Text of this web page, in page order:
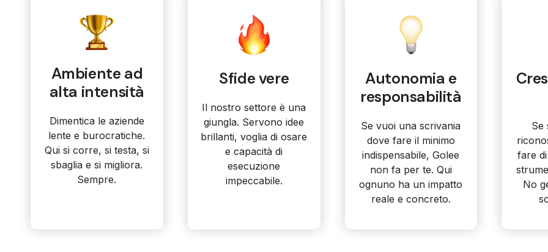
Ambiente ad
alta intensità
Dimentica le aziende
lente e burocratiche.
Qui si corre, si testa, si
sbaglia e si migliora.
Sempre.
Sfide vere
Il nostro settore è una
giungla. Servono idee
brillanti, voglia di osare
e capacità di
esecuzione
impeccabile.
Autonomia e
responsabilità
Se vuoi una scrivania
dove fare il minimo
indispensabile, Golee
non fa per te. Qui
ognuno ha un impatto
reale e concreto.
Se
fare
No